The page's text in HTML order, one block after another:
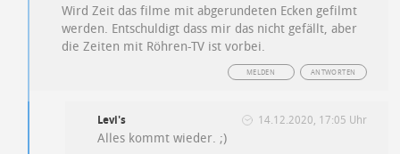
Wird Zeit das filme mit abgerundeten Ecken gefilmt
werden. Entschuldigt dass mir das nicht gefällt, aber
die Zeiten mit Röhren-TV ist vorbei.
ANTWORTEN
MELDEN
Levi's 14.12.2020, 17:05 Uhr
Alles kommt wieder. ;)